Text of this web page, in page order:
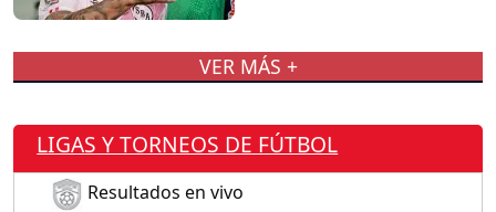
VER MÁS +
LIGAS Y TORNEOS DE FÚTBOL
Resultados en vivo